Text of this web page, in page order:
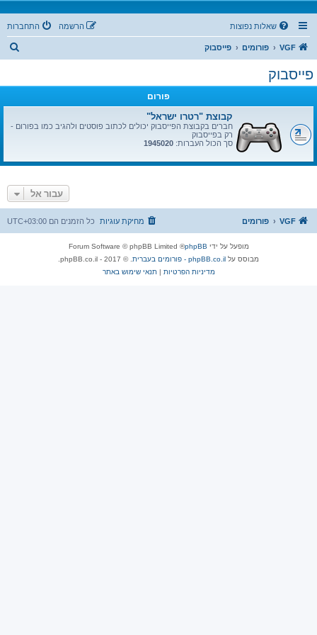
שאלות נפוצות התחברות הרשמה
VGF פורומים פייסבוק
פייסבוק
פורום
קבוצת "רטרו ישראל"
חברים בקבוצת הפייסבוק יכולים לכתוב פוסטים ולהגיב כמו בפורום -
רק בפייסבוק
סך הכול העברות: 1945020
עבור אל
VGF פורומים כל הזמנים הם UTC+03:00 מחיקת עוגיות
מופעל על ידי phpBB
® Forum Software © phpBB Limited
מבוסס על phpBB.co.il - פורומים בעברית
. © 2017 - phpBB.co.il.
מדיניות הפרטיות |תנאי שימוש באתר